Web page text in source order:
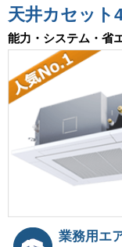
天井カセット
能力・システム・省
業務用エ